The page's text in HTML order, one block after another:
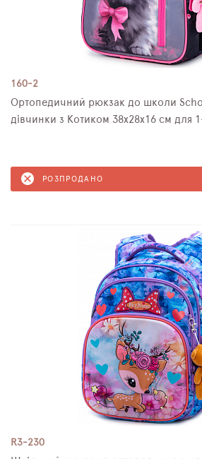
160-2
Ортопедичний рюкзак до школи
дівчинки з Котиком 38х28х16 см для
РОЗПРОДАНО
R3-230